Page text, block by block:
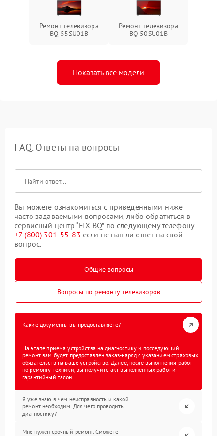
Ремонт телевизора
BQ 55SU01B
Ремонт телевизора
BQ 50SU01B
Показать все модели
FAQ. Ответы на вопросы
Вы можете ознакомиться с приведенными ниже
часто задаваемыми вопросами, либо обратиться в
сервисный центр “FIX-BQ” по следующему телефону
+7 (800) 301-55-83 если не нашли ответ на свой
вопрос.
Общие вопросы
Вопросы по ремонту телевизоров
Какие документы вы предоставляете?
На этапе приема устройства на диагностику и последующий
ремонт вам будет предоставлен заказ-наряд с указанием страховых
обязательств на ваше устройство. Далее, после выполнения работ
по ремонту техники, вы получите акт выполненных работ и
гарантийный талон.
Я уже знаю в чем неисправность и какой
ремонт необходим. Для чего проводить
диагностику?
Мне нужен срочный ремонт. Сможете